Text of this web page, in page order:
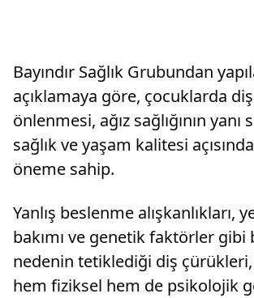
Bayındır Sağlık Grubundan
açıklamaya göre, çocuklarda
önlenmesi, ağız sağlığının yanı
sağlık ve yaşam kalitesi
öneme sahip.
Yanlış beslenme alışkanlıkları,
bakımı ve genetik faktörler gibi
nedenin tetiklediği diş çürükleri,
hem fiziksel hem de psikolojik